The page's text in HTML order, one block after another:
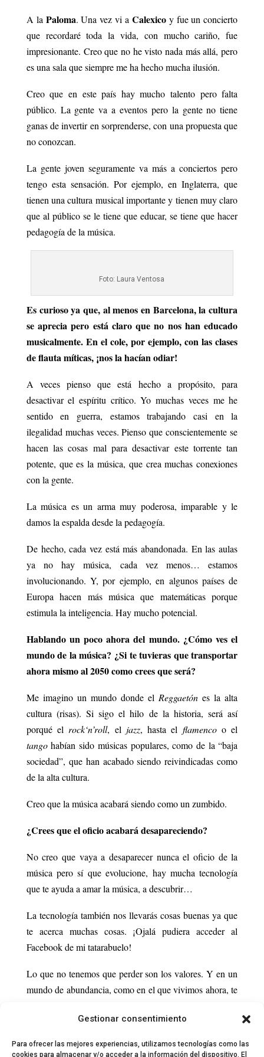
Gestionar consentimiento
Para ofrecer las mejores experiencias, utilizamos tecnologías como las
cookies para almacenar y/o acceder a la información del dispositivo. El
A la Paloma. Una vez vi a Calexicoy fue un concierto
que recordaré toda la vida, con mucho cariño, fue
impresionante. Creo que no he visto nada más allá, pero
es una sala que siempre me ha hecho mucha ilusión.
Creo que en este país hay mucho talento pero falta
público. La gente va a eventos pero la gente no tiene
ganas de invertir en sorprenderse, con una propuesta que
no conozcan.
La gente joven seguramente va más a conciertos pero
tengo esta sensación. Por ejemplo, en Inglaterra, que
tienen una cultura musical importante y tienen muy claro
que al público se le tiene que educar, se tiene que hacer
pedagogía de la música.
Foto: Laura Ventosa
Es curioso ya que, al menos en Barcelona, la cultura
se aprecia pero está claro que no nos han educado
musicalmente. En el cole, por ejemplo, con las clases
de flauta míticas, ¡nos la hacían odiar!
A veces pienso que está hecho a propósito, para
desactivar el espíritu crítico. Yo muchas veces me he
sentido en guerra, estamos trabajando casi en la
ilegalidad muchas veces. Pienso que conscientemente se
hacen las cosas mal para desactivar este torrente tan
potente, que es la música, que crea muchas conexiones
con la gente.
La música es un arma muy poderosa, imparable y le
damos la espalda desde la pedagogía.
De hecho, cada vez está más abandonada. En las aulas
ya no hay música, cada vez menos… estamos
involucionando. Y, por ejemplo, en algunos países de
Europa hacen más música que matemáticas porque
estimula la inteligencia. Hay mucho potencial.
Hablando un poco ahora del mundo. ¿Cómo ves el
mundo de la música? ¿Si te tuvieras que transportar
ahora mismo al 2050 como crees que será?
Me imagino un mundo donde el Reggaetón es la alta
cultura (risas). Si sigo el hilo de la historia, será así
porqué el rock‘n’roll, el jazz, hasta el flamencoo el
tangohabían sido músicas populares, como de la “baja
sociedad”, que han acabado siendo reivindicadas como
de la alta cultura.
Creo que la música acabará siendo como un zumbido.
¿Crees que el oficio acabará desapareciendo?
No creo que vaya a desaparecer nunca el oficio de la
música pero sí que evolucione, hay mucha tecnología
que te ayuda a amar la música, a descubrir…
La tecnología también nos llevarás cosas buenas ya que
te acerca muchas cosas. ¡Ojalá pudiera acceder al
Facebook de mi tatarabuelo!
Lo que no tenemos que perder son los valores. Y en un
mundo de abundancia, como en el que vivimos ahora, te